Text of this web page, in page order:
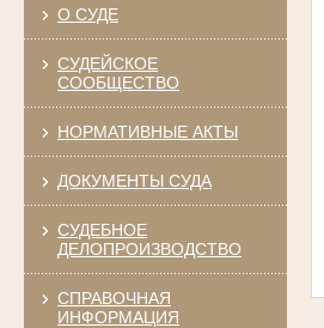
О СУДЕ
СУДЕЙСКОЕ
СООБЩЕСТВО
НОРМАТИВНЫЕ АКТЫ
ДОКУМЕНТЫ СУДА
СУДЕБНОЕ
ДЕЛОПРОИЗВОДСТВО
СПРАВОЧНАЯ
ИНФОРМАЦИЯ